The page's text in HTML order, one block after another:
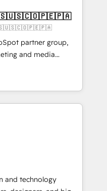
new visitors for a
415% conversion
Impact Award 🏆
🏆 Gold AVA Digital
CRM
partner group,
and media
and Southern
Born in Chile,
international reach to
technology, creativity,
building end-to-
AI automation,
and digital
works in Spanish,
scalable strategies
and technology